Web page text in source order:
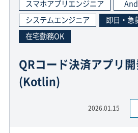
スマホアプリエンジニア
システムエンジニア
即日・急
在宅勤務OK
QRコード決済アプリ
(Kotlin)
2026.01.15